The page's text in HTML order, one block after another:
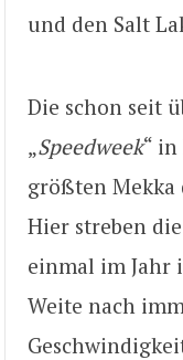
und den Salt
Die schon seit
„Speedweek“
größten
Hier streben
einmal im Jahr
Weite nach